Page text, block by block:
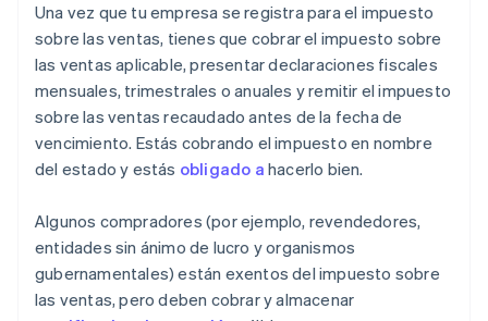
Una vez que tu empresa se registra para el impuesto
sobre las ventas, tienes que cobrar el impuesto sobre
las ventas aplicable, presentar declaraciones fiscales
mensuales, trimestrales o anuales y remitir el impuesto
sobre las ventas recaudado antes de la fecha de
vencimiento. Estás cobrando el impuesto en nombre
del estado y estás obligado a hacerlo bien.
Algunos compradores (por ejemplo, revendedores,
entidades sin ánimo de lucro y organismos
gubernamentales) están exentos del impuesto sobre
las ventas, pero deben cobrar y almacenar